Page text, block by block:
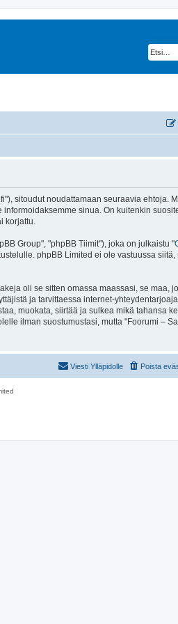
sitoudut noudattamaan seuraavia ehtoja.
sinua. On kuitenkin
korjattu.
Group", "phpBB Tiimit"), joka on julkaistu "
phpBB Limited ei ole vastuussa
oli se sitten omassa maassasi, se maa,
ja tarvittaessa internet-
muokata, siirtää ja sulkea mikä tahansa
ilman suostumustasi, mutta "Foorumi –
Poista
Viesti Ylläpidolle